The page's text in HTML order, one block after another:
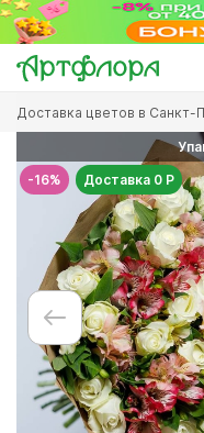
Перейти
основному
содержанию
Вы
здесь
Доставка цветов в Санкт-
-16%
Доставка 0 Р